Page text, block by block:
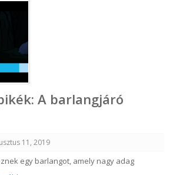
A barlangjáró
11, 2019
egy barlangot, amely nagy adag